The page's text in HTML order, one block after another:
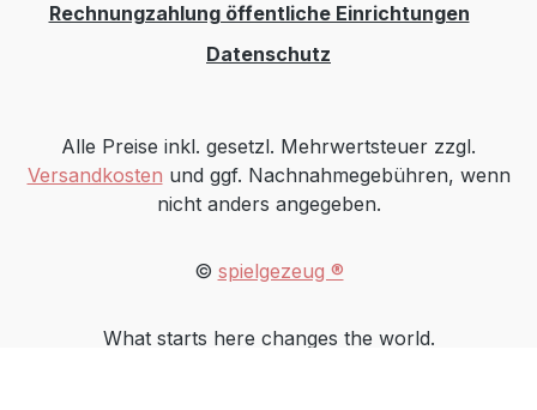
Rechnungzahlung öffentliche Einrichtungen
Datenschutz
Alle Preise inkl. gesetzl. Mehrwertsteuer zzgl.
Versandkosten und ggf. Nachnahmegebühren, wenn
nicht anders angegeben.
© spielgezeug ®
What starts here changes the world.